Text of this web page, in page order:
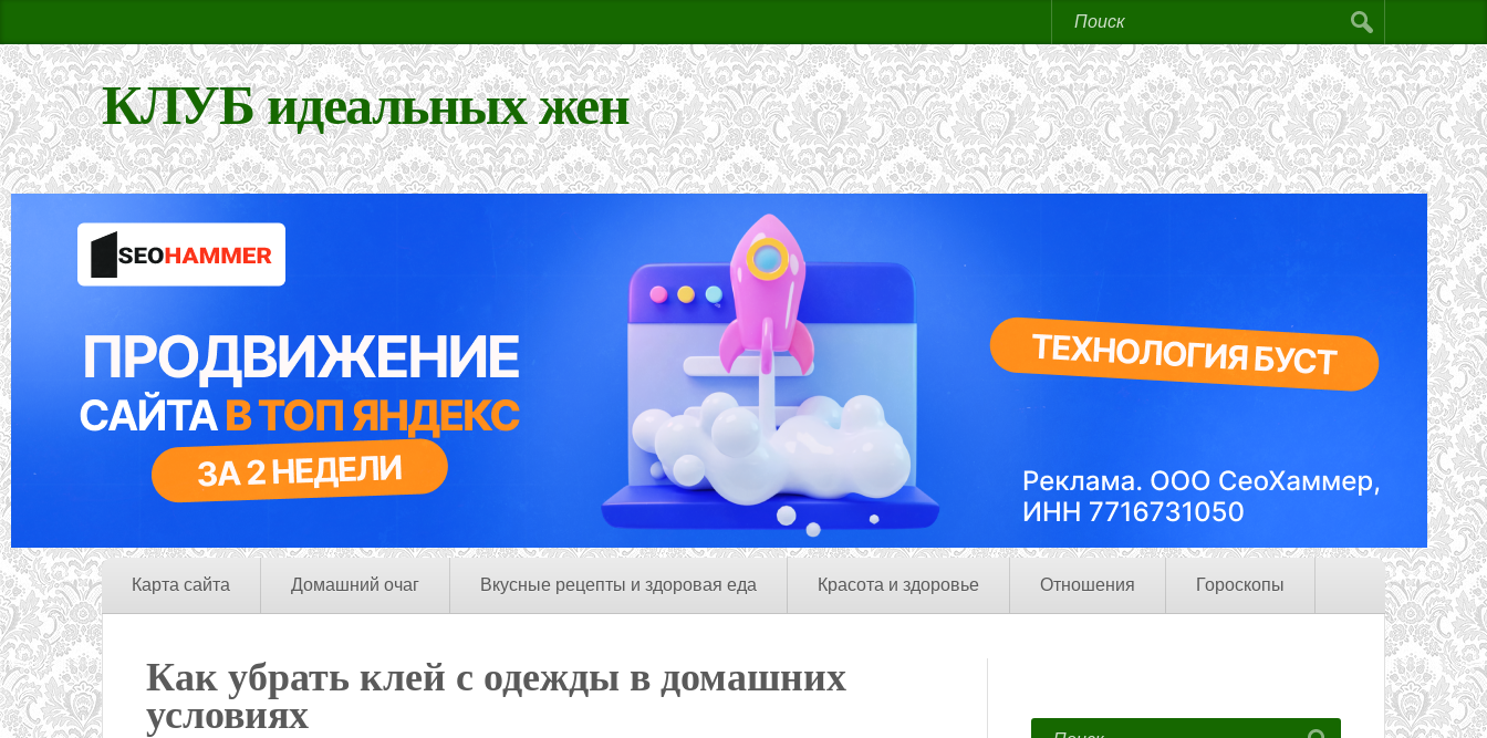
КЛУБ идеальных жен
Карта сайта Домашний очаг Вкусные рецепты и здоровая еда Красота и здоровье Отношения Гороскопы
Как убрать клей с одежды в домашних
условиях